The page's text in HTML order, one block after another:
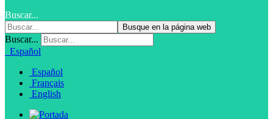
Buscar...
Busque en la página web
Buscar...
Español
Español
Français
English